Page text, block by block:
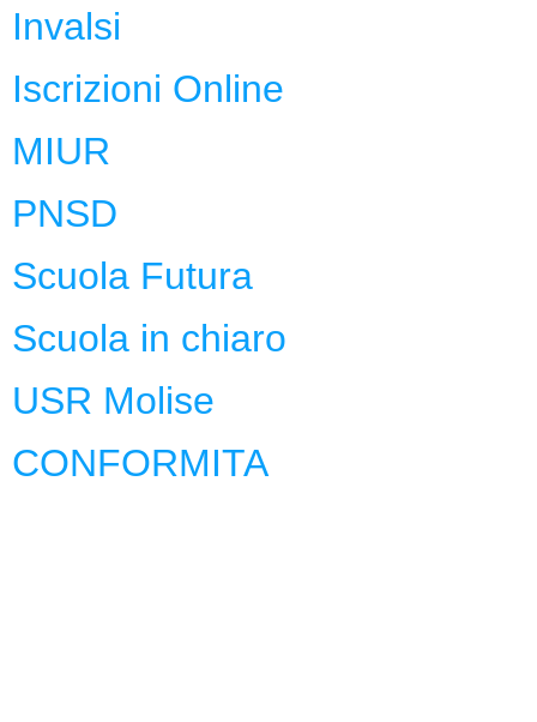
Invalsi
Iscrizioni Online
MIUR
PNSD
Scuola Futura
Scuola in chiaro
USR Molise
CONFORMITA